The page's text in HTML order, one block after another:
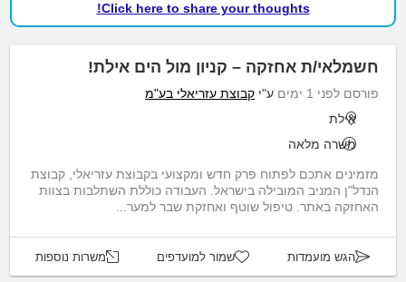
Click here to share your thoughts!
חשמלאי/ת אחזקה – קניון מול הים אילת!
פורסם לפני 1 ימים ע"י קבוצת עזריאלי בע"מ
אילת
משרה מלאה
מזמינים אתכם לפתוח פרק חדש ומקצועי בקבוצת עזריאלי, קבוצת
הנדל"ן המניב המובילה בישראל. העבודה כוללת השתלבות בצוות
האחזקה באתר. טיפול שוטף ואחזקת שבר למער...
הגש מועמדות שמור למועדפים משרות נוספות